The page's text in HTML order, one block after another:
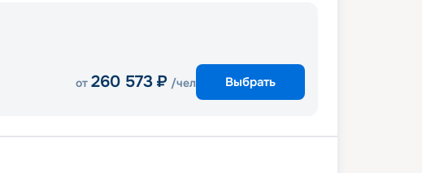
от 260 573 ₽ /чел Выбрать